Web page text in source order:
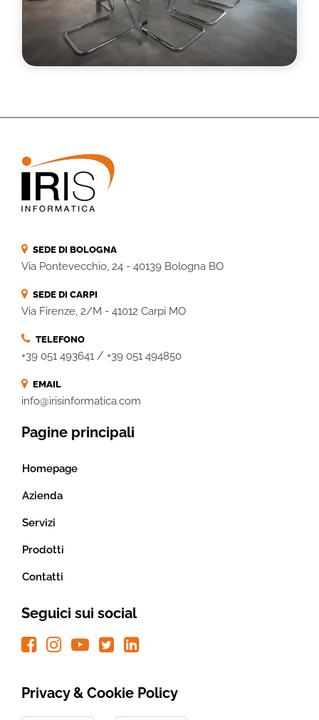
SEDE DI BOLOGNA
Via Pontevecchio, 24 - 40139 Bologna BO
SEDE DI CARPI
Via Firenze, 2/M - 41012 Carpi MO
TELEFONO
+39 051 493641 / +39 051 494850
EMAIL
info@irisinformatica.com
Pagine principali
Homepage
Azienda
Servizi
Prodotti
Contatti
Seguici sui social
Privacy & Cookie Policy